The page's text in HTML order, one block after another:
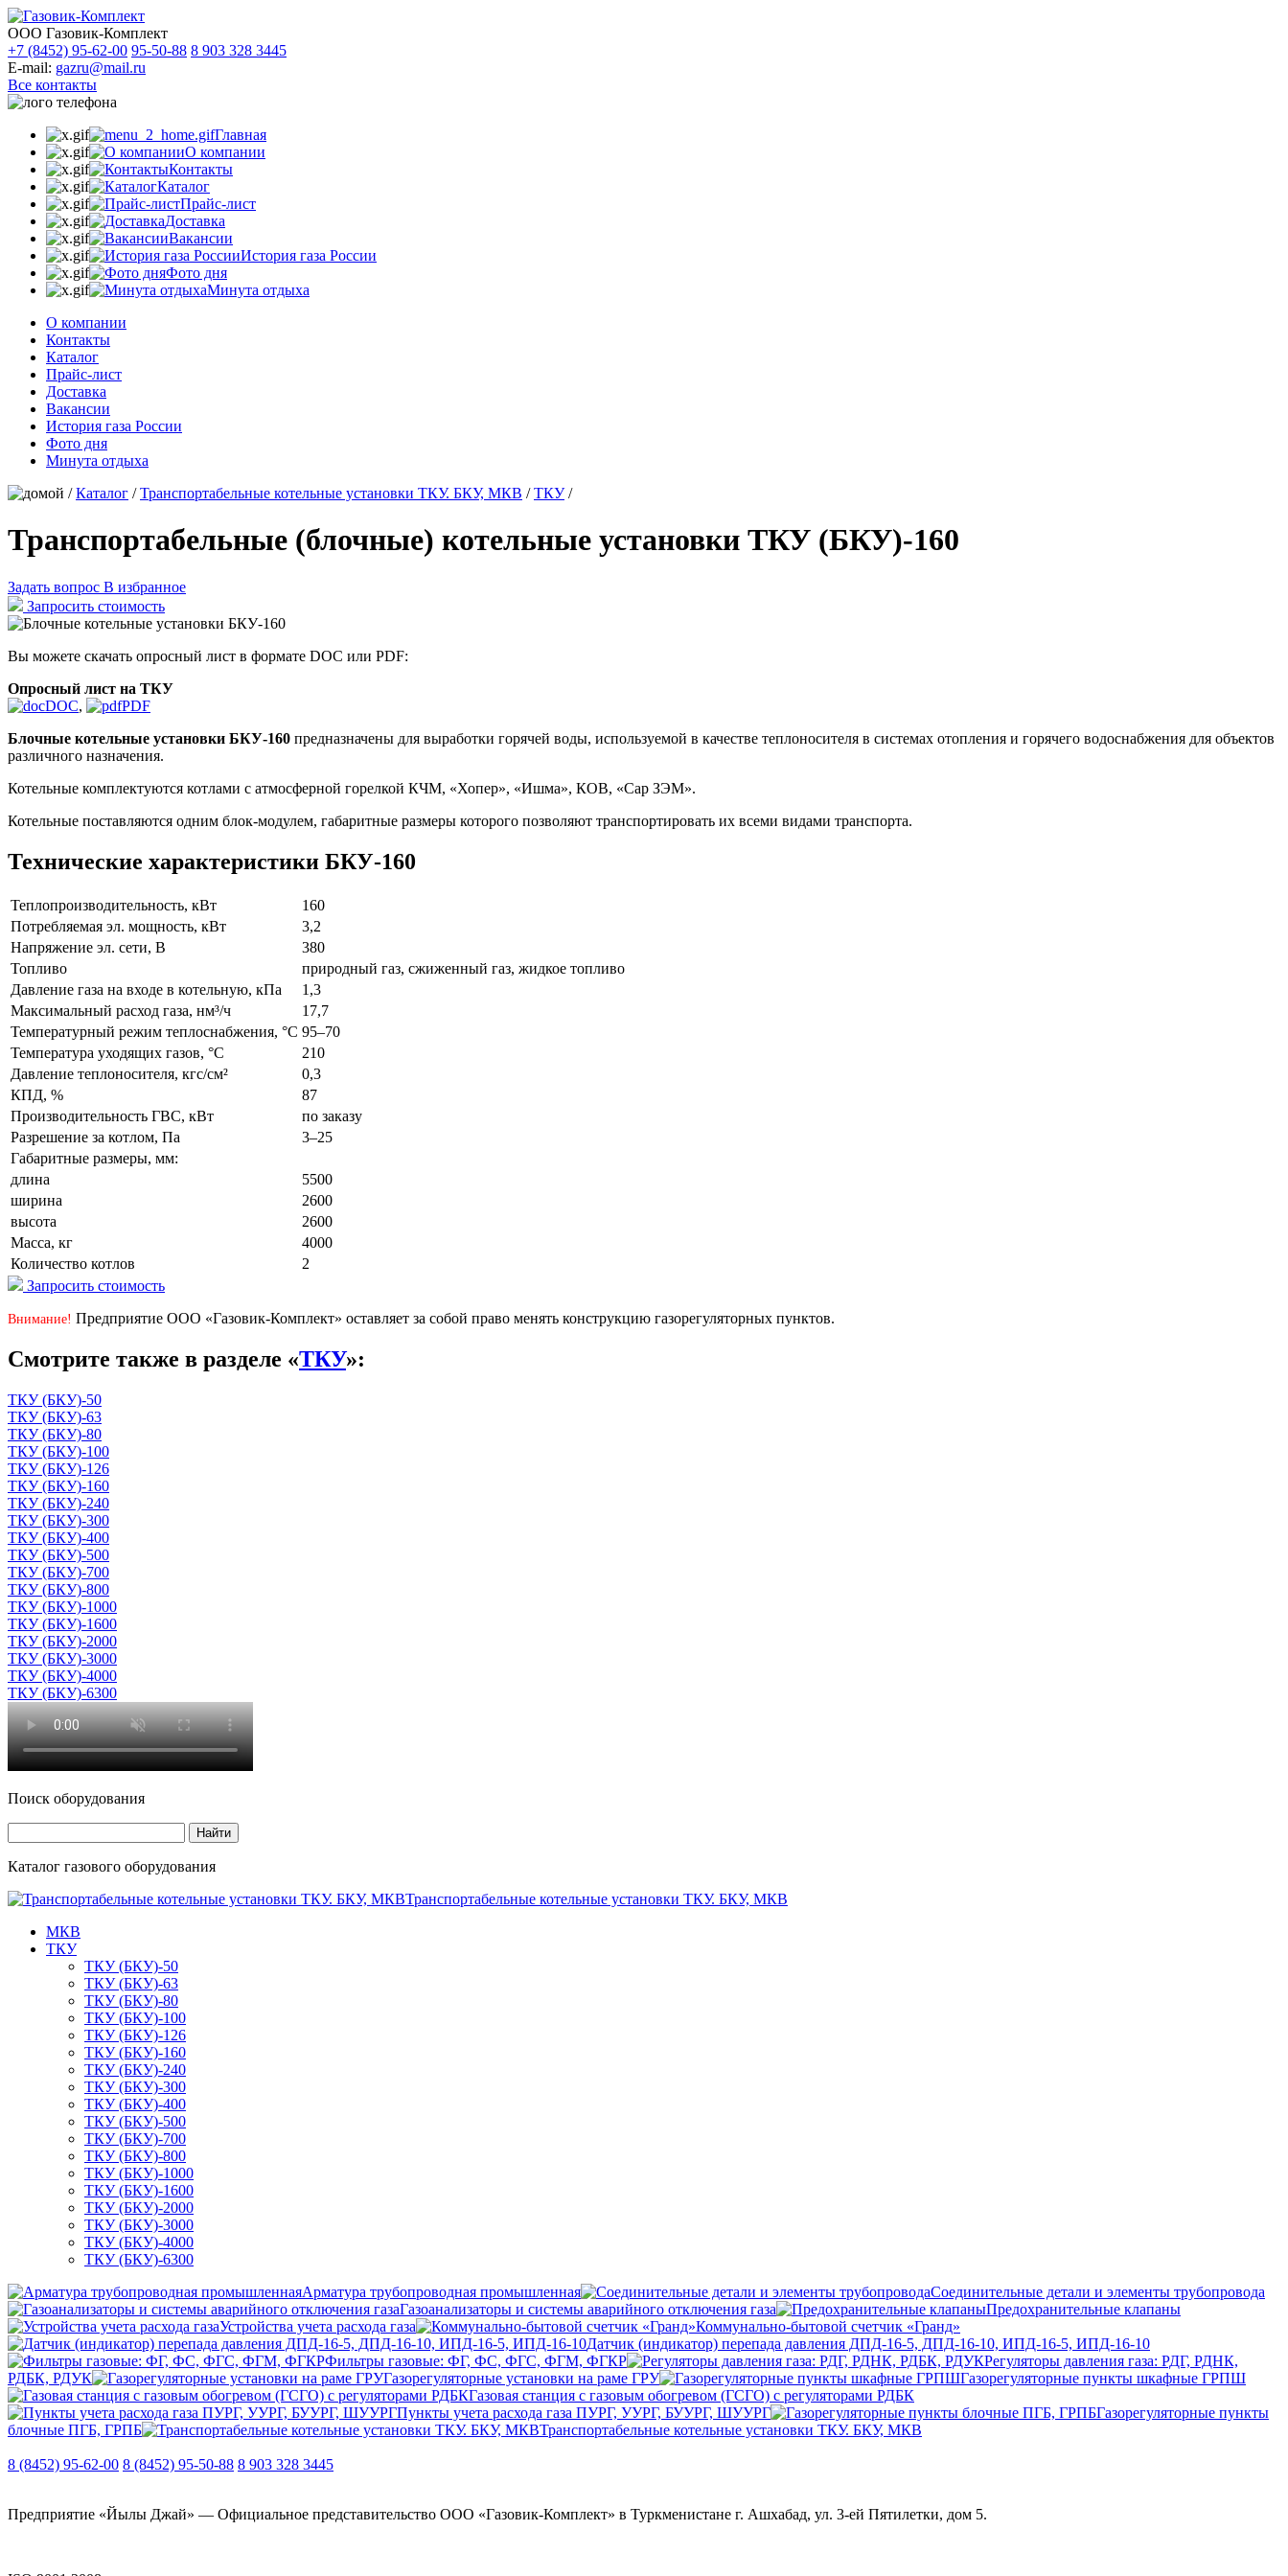
ООО Газовик-Комплект
+7 (8452) 95-62-00 95-50-88 8 903 328 3445
E-mail: gazru@mail.ru
Все контакты
Главная
О компании
Контакты
Каталог
Прайс-лист
Доставка
Вакансии
История газа России
Фото дня
Минута отдыха
О компании
Контакты
Каталог
Прайс-лист
Доставка
Вакансии
История газа России
Фото дня
Минута отдыха
/Каталог /Транспортабельные котельные установки ТКУ. БКУ, МКВ /ТКУ/
Транспортабельные (блочные) котельные установки ТКУ (БКУ)-160
Задать вопрос В избранное
Запросить стоимость
Вы можете скачать опросный лист в формате DOC или PDF:
Опросный лист на ТКУ
DOC,
PDF
Блочные котельные установки БКУ-160 предназначены для выработки горячей воды, используемой в качестве теплоносителя в системах отопления и горячего водоснабжения для объектов
различного назначения.
Котельные комплектуются котлами с атмосферной горелкой КЧМ, «Хопер», «Ишма», КОВ, «Сар ЗЭМ».
Котельные поставляются одним блок-модулем, габаритные размеры которого позволяют транспортировать их всеми видами транспорта.
Технические характеристики БКУ-160
Теплопроизводительность, кВт
160
Потребляемая эл. мощность, кВт
3,2
Напряжение эл. сети, В
380
Топливо
природный газ, сжиженный газ, жидкое топливо
Давление газа на входе в котельную, кПа
1,3
Максимальный расход газа, нм³/ч
17,7
Температурный режим теплоснабжения, °С 95–70
Температура уходящих газов, °С
210
Давление теплоносителя, кгс/см²
0,3
КПД, %
87
Производительность ГВС, кВт
по заказу
Разрешение за котлом, Па
3–25
Габаритные размеры, мм:
длина
5500
ширина
2600
высота
2600
Масса, кг
4000
Количество котлов
2
Запросить стоимость
Внимание! Предприятие ООО «Газовик-Комплект» оставляет за собой право менять конструкцию газорегуляторных пунктов.
Смотрите также в разделе «ТКУ»:
ТКУ (БКУ)-50
ТКУ (БКУ)-63
ТКУ (БКУ)-80
ТКУ (БКУ)-100
ТКУ (БКУ)-126
ТКУ (БКУ)-160
ТКУ (БКУ)-240
ТКУ (БКУ)-300
ТКУ (БКУ)-400
ТКУ (БКУ)-500
ТКУ (БКУ)-700
ТКУ (БКУ)-800
ТКУ (БКУ)-1000
ТКУ (БКУ)-1600
ТКУ (БКУ)-2000
ТКУ (БКУ)-3000
ТКУ (БКУ)-4000
ТКУ (БКУ)-6300
Поиск оборудования
Каталог газового оборудования
Транспортабельные котельные установки ТКУ. БКУ, МКВ
МКВ
ТКУ
ТКУ (БКУ)-50
ТКУ (БКУ)-63
ТКУ (БКУ)-80
ТКУ (БКУ)-100
ТКУ (БКУ)-126
ТКУ (БКУ)-160
ТКУ (БКУ)-240
ТКУ (БКУ)-300
ТКУ (БКУ)-400
ТКУ (БКУ)-500
ТКУ (БКУ)-700
ТКУ (БКУ)-800
ТКУ (БКУ)-1000
ТКУ (БКУ)-1600
ТКУ (БКУ)-2000
ТКУ (БКУ)-3000
ТКУ (БКУ)-4000
ТКУ (БКУ)-6300
Арматура трубопроводная промышленная
Соединительные детали и элементы трубопровода
Газоанализаторы и системы аварийного отключения газа
Предохранительные клапаны
Устройства учета расхода газа
Коммунально-бытовой счетчик «Гранд»
Датчик (индикатор) перепада давления ДПД-16-5, ДПД-16-10, ИПД-16-5, ИПД-16-10
Фильтры газовые: ФГ, ФС, ФГС, ФГМ, ФГКР
Регуляторы давления газа: РДГ, РДНК,
РДБК, РДУК
Газорегуляторные установки на раме ГРУ
Газорегуляторные пункты шкафные ГРПШ
Газовая станция с газовым обогревом (ГСГО) с регуляторами РДБК
Пункты учета расхода газа ПУРГ, УУРГ, БУУРГ, ШУУРГ
Газорегуляторные пункты
блочные ПГБ, ГРПБ
Транспортабельные котельные установки ТКУ. БКУ, МКВ
8 (8452) 95-62-00 8 (8452) 95-50-88 8 903 328 3445
Предприятие «Йылы Джай» — Официальное представительство ООО «Газовик-Комплект» в Туркменистане г. Ашхабад, ул. 3-ей Пятилетки, дом 5.